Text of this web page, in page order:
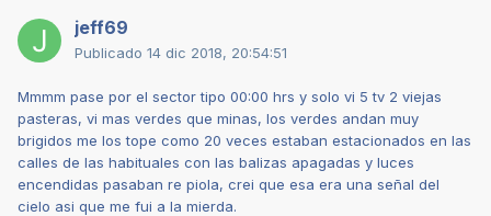
jeff69
Publicado 14 dic 2018, 20:54:51
Mmmm pase por el sector tipo 00:00 hrs y solo vi 5 tv 2 viejas
pasteras, vi mas verdes que minas, los verdes andan muy
brigidos me los tope como 20 veces estaban estacionados en las
calles de las habituales con las balizas apagadas y luces
encendidas pasaban re piola, crei que esa era una señal del
cielo asi que me fui a la mierda.